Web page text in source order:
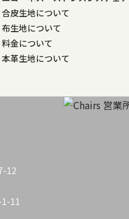
合皮生地について
布生地について
料金について
本革生地について
12
11